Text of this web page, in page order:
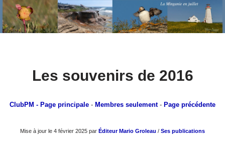
Les souvenirs de 2016
ClubPM - Page principale - Membres seulement- Page précédente
Mise à jour le 4 février 2025 par Éditeur Mario Groleau / Ses publications